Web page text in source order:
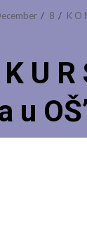
8 K O
K U
u